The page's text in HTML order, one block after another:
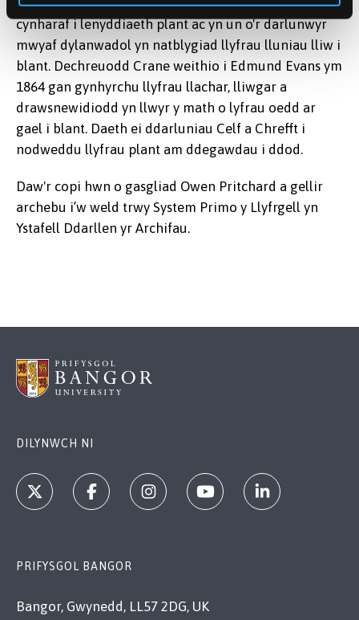
cynharaf i lenyddiaeth plant ac yn un o'r darlunwyr
mwyaf dylanwadol yn natblygiad llyfrau lluniau lliw i
blant. Dechreuodd Crane weithio i Edmund Evans ym
1864 gan gynhyrchu llyfrau llachar, lliwgar a
drawsnewidiodd yn llwyr y math o lyfrau oedd ar
gael i blant. Daeth ei ddarluniau Celf a Chrefft i
nodweddu llyfrau plant am ddegawdau i ddod.
Daw'r copi hwn o gasgliad Owen Pritchard a gellir
archebu i’w weld trwy System Primo y Llyfrgell yn
Ystafell Ddarllen yr Archifau.
DILYNWCH NI
PRIFYSGOL BANGOR
Bangor, Gwynedd, LL57 2DG, UK